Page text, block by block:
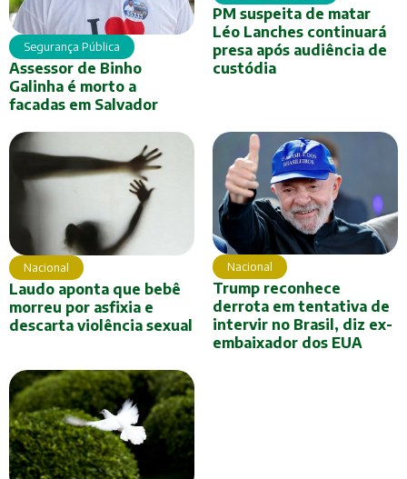
Segurança Pública
Assessor de Binho
Galinha é morto a
facadas em Salvador
PM suspeita de matar
Léo Lanches continuará
presa após audiência de
custódia
Nacional
Laudo aponta que bebê
morreu por asfixia e
descarta violência sexual
Nacional
Trump reconhece
derrota em tentativa de
intervir no Brasil, diz ex-
embaixador dos EUA